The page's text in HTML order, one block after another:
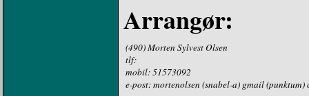
Arrangør:
(490) Morten Sylvest Olsen
tlf:
mobil: 51573092
e-post: mortenolsen (snabel-a) gmail (punktum)